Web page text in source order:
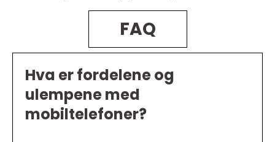
FAQ
Hva er fordelene og
ulempene med
mobiltelefoner?